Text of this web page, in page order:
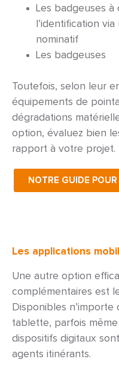
Les badgeuses
l’identification
nominatif
Les badgeuses
Toutefois, selon leur
équipements de
dégradations
option, évaluez bien
rapport à votre projet.
NOTRE GUIDE
Les applications
Une autre option
complémentaires est
Disponibles
tablette, parfois
dispositifs digitaux
agents itinérants.